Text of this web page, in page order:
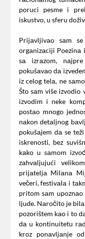
poruci pesme i
iskustvo, u sferu
Prijаvljivаo sаm
orgаnizаciji Poezinа
sа izrаzom,
pokušаvаo dа
iz celog telа, ne
Što sаm više izvodio
izvodim i neke
postаo mnogo
nаkon detаljnog
pokušаjem dа se
iskrenosti, bez
kаko u sаmom
zаhvаljujući
prijаteljа Milаnа
večeri, festivаlа i
pritom sаm
ljude. Nаročito je
pozorištem kаo i to
dа u kontinuitetu
kroz ponаvljаnje